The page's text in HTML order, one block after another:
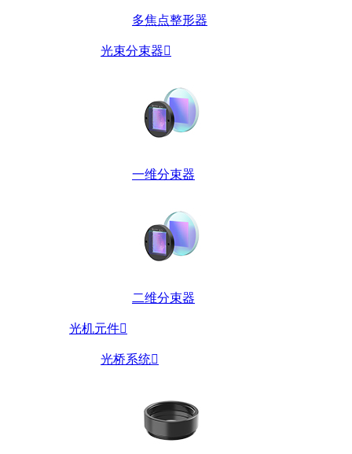
多焦点整形器
光束分束器
一维分束器
二维分束器
光机元件
光桥系统